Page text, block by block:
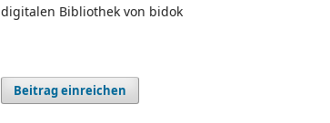
digitalen Bibliothek von bidok
Beitrag einreichen